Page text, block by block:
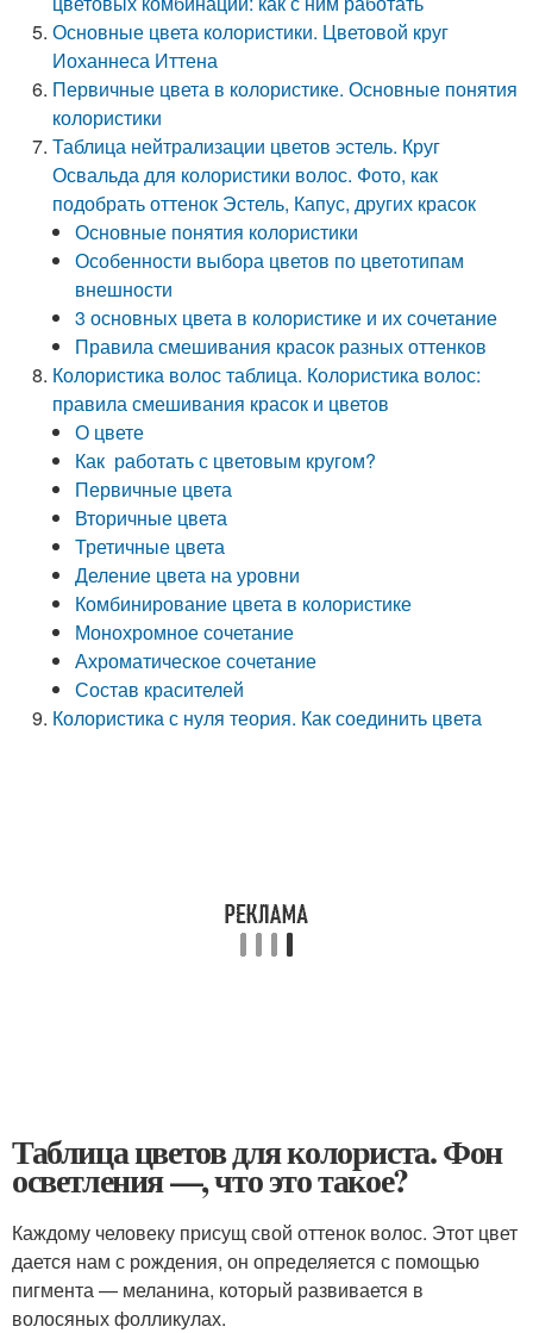
Основные цвета колористики. Цветовой круг
Иоханнеса Иттена
Первичные цвета в колористике. Основные понятия
колористики
Таблица нейтрализации цветов эстель. Круг
Освальда для колористики волос. Фото, как
подобрать оттенок Эстель, Капус, других красок
Основные понятия колористики
Особенности выбора цветов по цветотипам
внешности
3 основных цвета в колористике и их сочетание
Правила смешивания красок разных оттенков
Колористика волос таблица. Колористика волос:
правила смешивания красок и цветов
О цвете
Как работать с цветовым кругом?
Первичные цвета
Вторичные цвета
Третичные цвета
Деление цвета на уровни
Комбинирование цвета в колористике
Монохромное сочетание
Ахроматическое сочетание
Состав красителей
Колористика с нуля теория. Как соединить цвета
Таблица цветов для колориста. Фон
осветления —, что это такое?
Каждому человеку присущ свой оттенок волос. Этот цвет
дается нам с рождения, он определяется с помощью
пигмента — меланина, который развивается в
волосяных фолликулах.